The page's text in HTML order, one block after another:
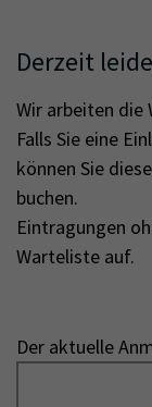
Derzeit
Wir arbeiten die
Falls Sie eine
können Sie
buchen.
Eintragungen
Warteliste auf.
Der aktuelle